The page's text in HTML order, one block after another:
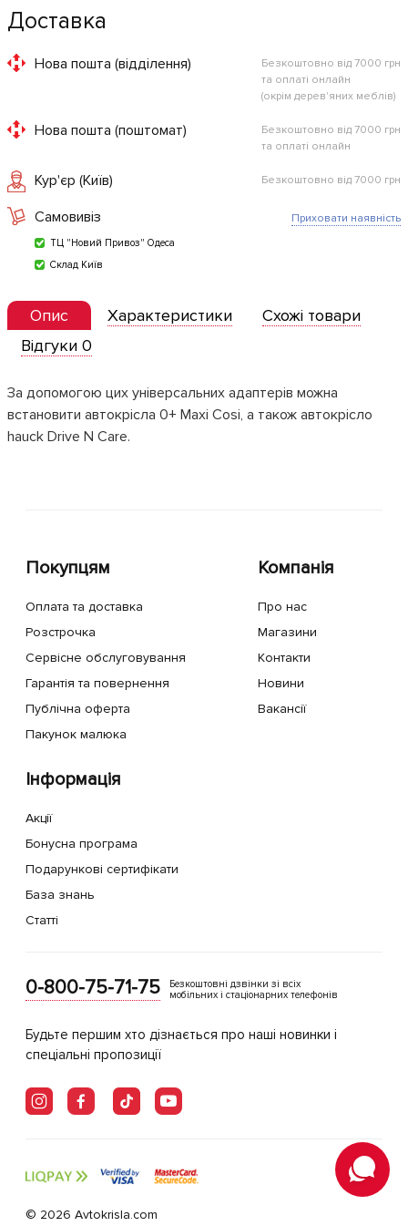
Доставка
Нова пошта (відділення)
Безкоштовно від 7000 грн
та оплаті онлайн
(окрім дерев'яних меблів)
Нова пошта (поштомат)
Безкоштовно від 7000 грн
та оплаті онлайн
Кур'єр (Київ) Безкоштовно від 7000 грн
Самовивіз
ТЦ "Новий Привоз" Одеса
Склад Київ
Приховати наявність
Опис Характеристики
Схожі товари
Відгуки 0
За допомогою цих універсальних адаптерів можна
встановити автокрісла 0+ Maxi Cosi, а також автокрісло
hauck Drive N Care.
Покупцям
Оплата та доставка
Розстрочка
Сервісне обслуговування
Гарантія та повернення
Публічна оферта
Пакунок малюка
Компанія
Про нас
Магазини
Контакти
Новини
Вакансії
Інформація
Акції
Бонусна програма
Подарункові сертифікати
База знань
Статті
0-800-75-71-75
Безкоштовні дзвінки зі всіх
мобільних і стаціонарних телефонів
Будьте першим хто дізнається про наші новинки і
спеціальні пропозиції
© 2026 Avtokrisla.com